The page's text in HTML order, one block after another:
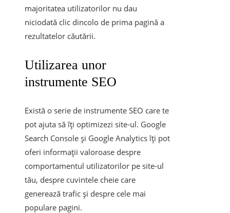
majoritatea utilizatorilor nu dau
niciodată clic dincolo de prima pagină a
rezultatelor căutării.
Utilizarea unor
instrumente SEO
Există o serie de instrumente SEO care te
pot ajuta să îți optimizezi site-ul. Google
Search Console și Google Analytics îți pot
oferi informații valoroase despre
comportamentul utilizatorilor pe site-ul
tău, despre cuvintele cheie care
generează trafic și despre cele mai
populare pagini.